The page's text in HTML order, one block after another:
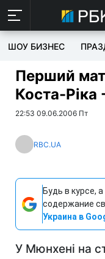
ШОУ БИЗНЕС
Перший
Коста-Ріка
22:53 09.06.2006 Пт
RBC.UA
Будь в курсе,
содержание
Украина в
У Мюнхені на